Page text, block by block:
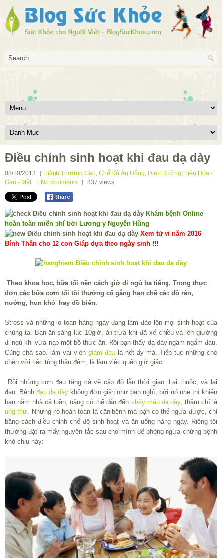
Điều chỉnh sinh hoạt khi đau dạ dày
08/10/2013 Bệnh Thường Gặp, Chế Độ Ăn Uống, Dinh Dưỡng, Tiêu Hóa -
Gan - Mật
No comments 837 views
Khám bệnh Online
hoàn toàn miễn phí bởi Lương y Nguyễn Hùng
Xem tử vi năm 2016
Bính Thân cho 12 con Giáp dựa theo ngày sinh !!!
Theo khoa học, bữa tối nên cách giờ đi ngủ ba tiếng. Trong thực
đơn các bữa cơm tối tôi thường cố gắng hạn chế các đồ rán,
nướng, hun khói hay đồ biển.
Stress và những lo toan hàng ngày đang làm đảo lộn mọi sinh hoạt của
chúng ta. Bạn ăn sáng lúc 10giờ, ăn trưa khi đã xế chiều và lên giường
đi ngủ khi vừa nạp một bồ thức ăn. Rồi bạn thấy dạ dày ngâm ngẩm đau.
Cũng chả sao, làm vài viêngiảm đau là hết ấy mà. Tiếp tục những chè
chén với tiệc tùng thâu đêm, là làm việc quên giờ giấc.
Rồi những cơn đau tăng cả về cấp độ lẫn thời gian. Lại thuốc, và lại
đau. Bệnhđau dạ dàykhông đơn giản như bạn nghĩ, bởi nó nhẹ thì khiến
bạn nằm nhà cả tuần, nặng có thể dẫn đến chảy máu dạ dày, thậm chí là
ung thư. Nhưng nó hoàn toàn là căn bệnh mà bạn có thể ngừa được, chỉ
bằng cách điều chỉnh chế độ sinh hoạt và ăn uống hàng ngày. Riêng tôi
thường đặt ra mấy nguyên tắc sau cho mình để phòng ngừa chứng bệnh
khó chịu này: